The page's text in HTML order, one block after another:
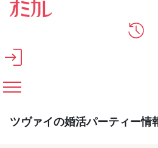
メインコンテンツへスキップ
ツヴァイの婚活パーティー情